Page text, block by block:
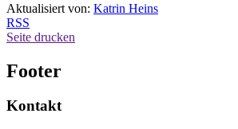
Aktualisiert von: Katrin Heins
RSS
Seite drucken
Footer
Kontakt